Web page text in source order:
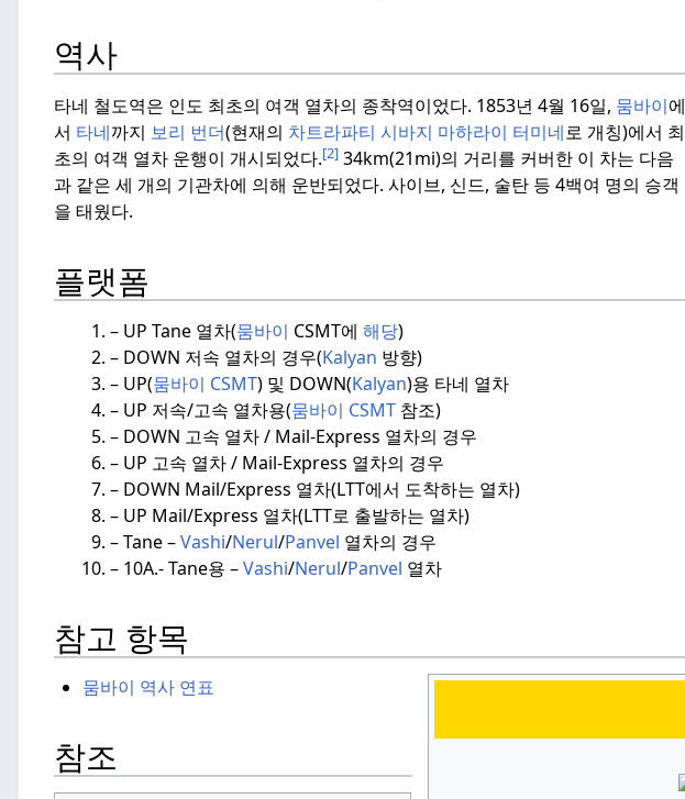
역사
타네 철도역은 인도 최초의 여객 열차의 종착역이었다. 1853년 4월 16일, 뭄바이에
서 타네까지 보리 번더(현재의 차트라파티 시바지 마하라이 터미네로 개칭)에서 최
초의 여객 열차 운행이 개시되었다.[2] 34km(21mi)의 거리를 커버한 이 차는 다음
과 같은 세 개의 기관차에 의해 운반되었다. 사이브, 신드, 술탄 등 4백여 명의 승객
을 태웠다.
플랫폼
– UP Tane 열차(뭄바이 CSMT에해당)
– DOWN 저속 열차의 경우(Kalyan 방향)
– UP(뭄바이 CSMT) 및 DOWN(Kalyan)용 타네 열차
– UP 저속/고속 열차용(뭄바이 CSMT 참조)
– DOWN 고속 열차 / Mail-Express 열차의 경우
– UP 고속 열차 / Mail-Express 열차의 경우
– DOWN Mail/Express 열차(LTT에서 도착하는 열차)
– UP Mail/Express 열차(LTT로 출발하는 열차)
– Tane –Vashi/Nerul/Panvel 열차의 경우
– 10A.- Tane용 –Vashi/Nerul/Panvel 열차
참고 항목
뭄바이 역사 연표
참조